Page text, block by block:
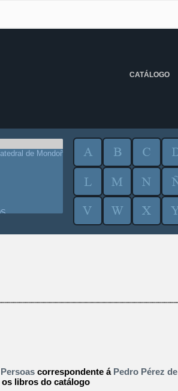
CATÁLOGO
Persoas correspondente á Pedro Pérez de
os libros do catálogo